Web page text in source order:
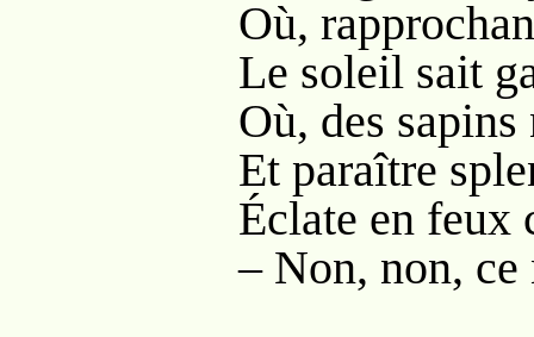
Où,
Le soleil sait
Où, des
Et paraître
Éclate en feux
– Non, non, ce